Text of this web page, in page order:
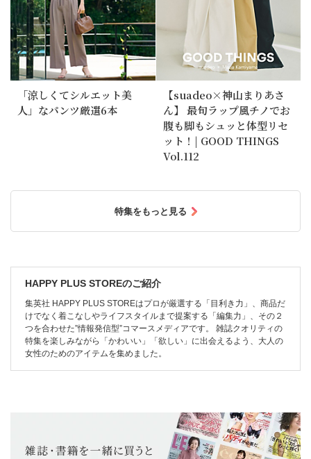
「涼しくてシルエット美
人」なパンツ厳選6本
【suadeo×神山まりあさ
ん】 最旬ラップ風チノでお
腹も脚もシュッと体型リセ
ット！| GOOD THINGS
Vol.112
特集をもっと見る
HAPPY PLUS STOREのご紹介
集英社 HAPPY PLUS STOREはプロが厳選する「目利き力」、商品だ
けでなく着こなしやライフスタイルまで提案する「編集力」、その２
つを合わせた”情報発信型”コマースメディアです。 雑誌クオリティの
特集を楽しみながら「かわいい」「欲しい」に出会えるよう、大人の
女性のためのアイテムを集めました。